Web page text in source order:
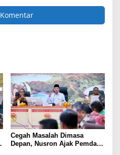
Cegah Masalah Dimasa
Depan, Nusron Ajak Pemda